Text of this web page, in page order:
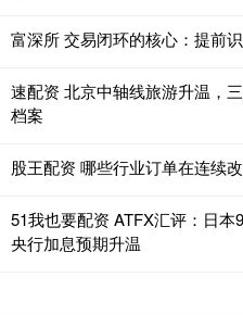
富深所 交易闭环的核心：提前
速配资 北京中轴线旅游升温，
档案
股王配资 哪些行业订单在连续
51我也要配资 ATFX汇评：日
央行加息预期升温